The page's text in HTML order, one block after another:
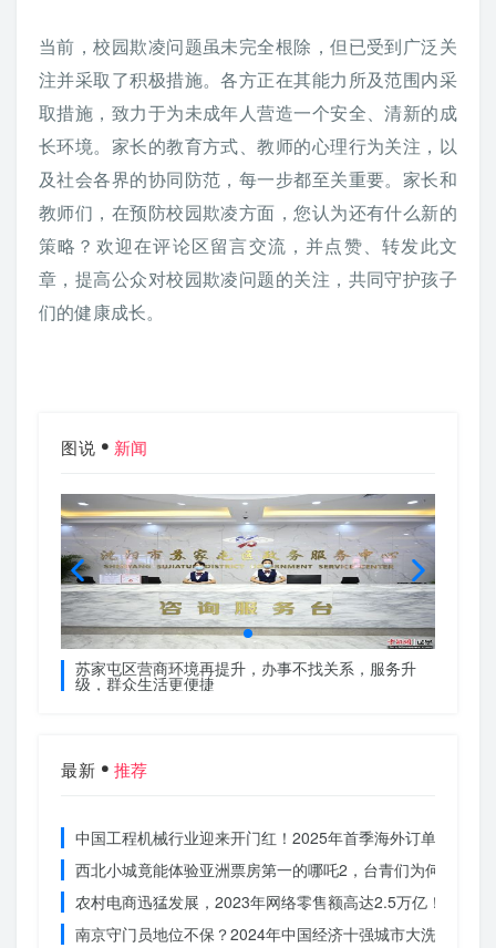
当前，校园欺凌问题虽未完全根除，但已受到广泛关
注并采取了积极措施。各方正在其能力所及范围内采
取措施，致力于为未成年人营造一个安全、清新的成
长环境。家长的教育方式、教师的心理行为关注，以
及社会各界的协同防范，每一步都至关重要。家长和
教师们，在预防校园欺凌方面，您认为还有什么新的
策略？欢迎在评论区留言交流，并点赞、转发此文
章，提高公众对校园欺凌问题的关注，共同守护孩子
们的健康成长。
图说 新闻
苏家屯区营商环境再提升，办事不找关系，服务升
级，群众生活更便捷
最新 推荐
中国工程机械行业迎来开门红！2025年首季海外订单激增，
西北小城竟能体验亚洲票房第一的哪吒2，台青们为何如此惊
农村电商迅猛发展，2023年网络零售额高达2.5万亿！你还在
南京守门员地位不保？2024年中国经济十强城市大洗牌